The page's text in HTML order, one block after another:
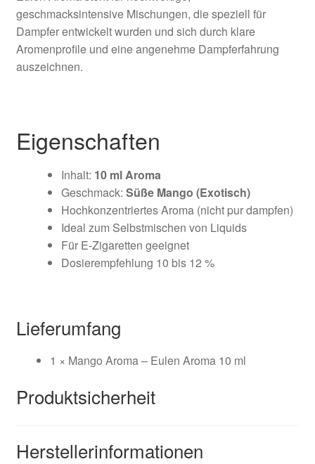
geschmacksintensive Mischungen, die speziell für
Dampfer entwickelt wurden und sich durch klare
Aromenprofile und eine angenehme Dampferfahrung
auszeichnen.
Eigenschaften
Inhalt: 10 ml Aroma
Geschmack: Süße Mango (Exotisch)
Hochkonzentriertes Aroma (nicht pur dampfen)
Ideal zum Selbstmischen von Liquids
Für E-Zigaretten geeignet
Dosierempfehlung 10 bis 12 %
Lieferumfang
1 × Mango Aroma – Eulen Aroma 10 ml
Produktsicherheit
Herstellerinformationen